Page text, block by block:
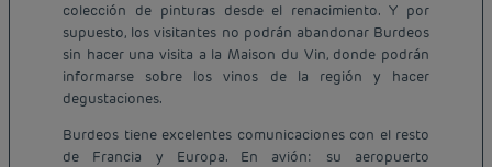
colección de pinturas desde el renacimiento. Y por
supuesto, los visitantes no podrán abandonar Burdeos
sin hacer una visita a la Maison du Vin, donde podrán
informarse sobre los vinos de la región y hacer
degustaciones.
Burdeos tiene excelentes comunicaciones con el resto
de Francia y Europa. En avión: su aeropuerto